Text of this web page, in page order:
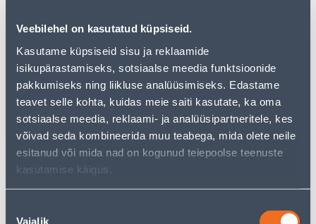
Veebilehel on kasutatud küpsiseid.
Kasutame küpsiseid sisu ja reklaamide
isikupärastamiseks, sotsiaalse meedia funktsioonide
pakkumiseks ning liikluse analüüsimiseks. Edastame
teavet selle kohta, kuidas meie saiti kasutate, ka oma
sotsiaalse meedia, reklaami- ja analüüsipartneritele, kes
võivad seda kombineerida muu teabega, mida olete neile
esitanud või mida nad on kogunud teiepoolse teenuste
kasutamise käigus.
Vajalik
• Köögisegisti Aqualine Start 21 on väljatõmmatava
pöördtilaga.
• Komplekti kuuluvad: dušivoolik 150 cm, käsidušš,
roostevabad survevoolikud 35 cm x 1/2" ja segisti
kinnituskomplekt.
• Kasutamiseks köögivalamutel.
• 14-päevane tagastusõigus.